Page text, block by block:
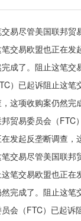
易尽管美国联邦
交易欧盟也正在
了。阻止这笔交
）已起诉阻止这
这项收购案仍然
贸易委员会（FTC
发起反垄断调查
交易尽管美国联
笔交易欧盟也正
完成了。阻止这笔
会（FTC）已起